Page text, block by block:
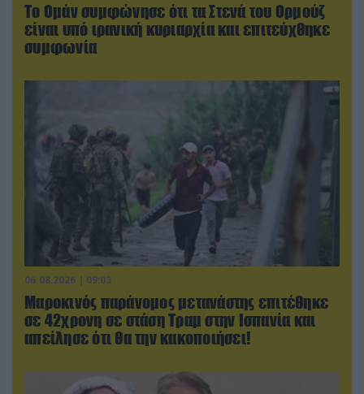
Το Ομάν συμφώνησε ότι τα Στενά του Ορμούζ
είναι υπό ιρανική κυριαρχία και επιτεύχθηκε
συμφωνία
06.08.2026 | 09:03
Μαροκινός παράνομος μετανάστης επιτέθηκε
σε 42χρονη σε στάση Τραμ στην Ισπανία και
απείλησε ότι θα την κακοποιήσει!